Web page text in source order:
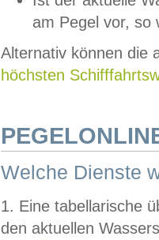
am Pegel vor,
Alternativ können die
höchsten
Welche Dienste
1. Eine tabellarische
den aktuellen